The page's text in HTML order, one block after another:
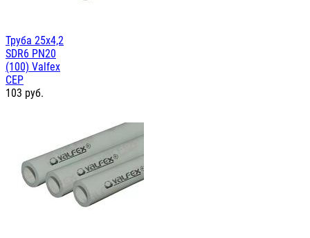
Труба 25х4,2
SDR6 PN20
(100) Valfex
СЕР
103 руб.